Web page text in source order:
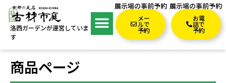
洛西ガーデンが運営していま
す
展示場の事前予約
メー
ルで
予約
展示場の事前予約
お電
話で
予約
商品ページ